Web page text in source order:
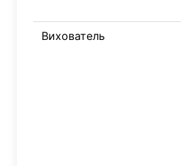
Вихователь